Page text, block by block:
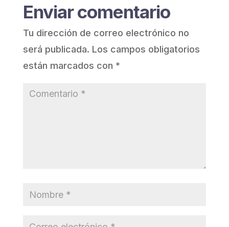
Enviar comentario
Tu dirección de correo electrónico no
será publicada. Los campos obligatorios
están marcados con *